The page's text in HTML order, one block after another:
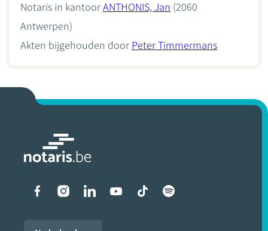
Notaris in kantoorANTHONIS, Jan (2060
Antwerpen)
Akten bijgehouden door Peter Timmermans
Liens vers les réseaux